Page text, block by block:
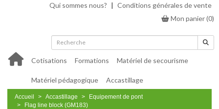
Qui sommes nous? | Conditions générales de vente
Mon panier(0)
Cotisations Formations Matériel de secourisme
Matériel pédagogique Accastillage
Accueil Accastillage
Equipement de pont
Flag line block (GM183)